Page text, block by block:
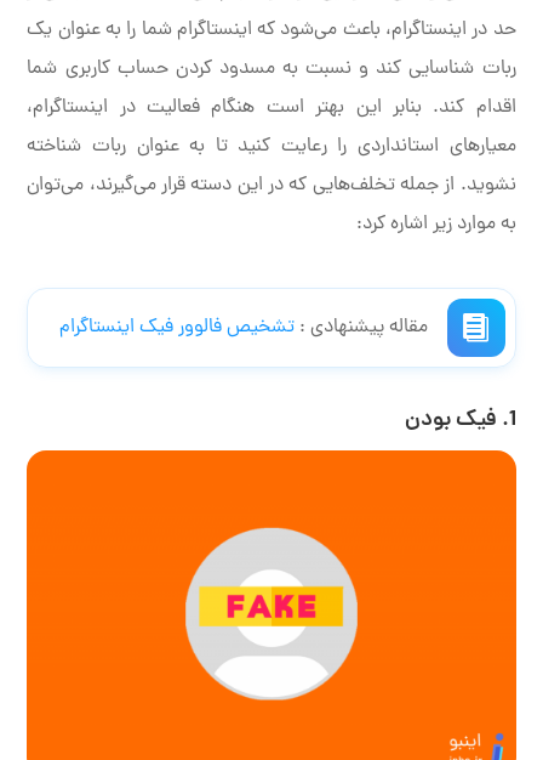
حد در اینستاگرام، باعث می‌شود که اینستاگرام شما را به عنوان یک
ربات شناسایی کند و نسبت به مسدود کردن حساب کاربری شما
اقدام کند. بنابر این بهتر است هنگام فعالیت در اینستاگرام،
معیارهای استانداردی را رعایت کنید تا به عنوان ربات شناخته
نشوید. از جمله تخلف‌هایی که در این دسته قرار می‌گیرند، می‌توان
به موارد زیر اشاره کرد:
مقاله پیشنهادی :‌تشخیص فالوور فیک اینستاگرام
1. فیک بودن